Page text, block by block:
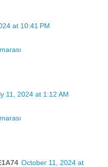
at 10:41 PM
11, 2024 at 1:12 AM
October 11, 2024 at